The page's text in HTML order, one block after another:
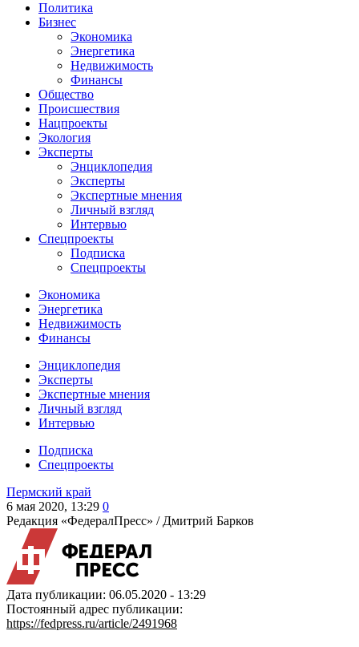
Политика
Бизнес
Экономика
Энергетика
Недвижимость
Финансы
Общество
Происшествия
Нацпроекты
Экология
Эксперты
Энциклопедия
Эксперты
Экспертные мнения
Личный взгляд
Интервью
Спецпроекты
Подписка
Спецпроекты
Экономика
Энергетика
Недвижимость
Финансы
Энциклопедия
Эксперты
Экспертные мнения
Личный взгляд
Интервью
Подписка
Спецпроекты
Пермский край
6 мая 2020, 13:29 0
Редакция «ФедералПресс» / Дмитрий Барков
Дата публикации: 06.05.2020 - 13:29
Постоянный адрес публикации:
https://fedpress.ru/article/2491968